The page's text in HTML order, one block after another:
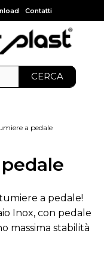
Contatti
CERCA
a pedale
a pedale!
Inox, con pedale
massima stabilità